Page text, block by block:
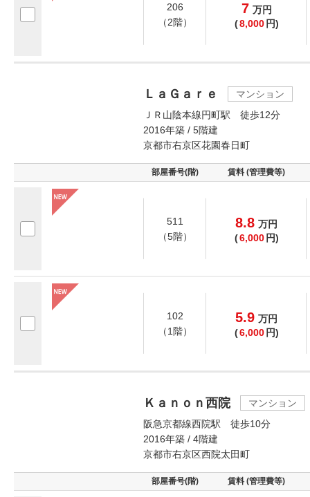
206
（2階）
7 万円
(8,000 円)
ＬａＧａｒｅ
マンション
ＪＲ山陰本線円町駅 徒歩12分
2016年築 / 5階建
京都市右京区花園春日町
部屋番号(階) 賃料 (管理費等)
511
（5階）
8.8 万円
(6,000 円)
102
（1階）
5.9 万円
(6,000 円)
Ｋａｎｏｎ西院
マンション
阪急京都線西院駅 徒歩10分
2016年築 / 4階建
京都市右京区西院太田町
部屋番号(階) 賃料 (管理費等)